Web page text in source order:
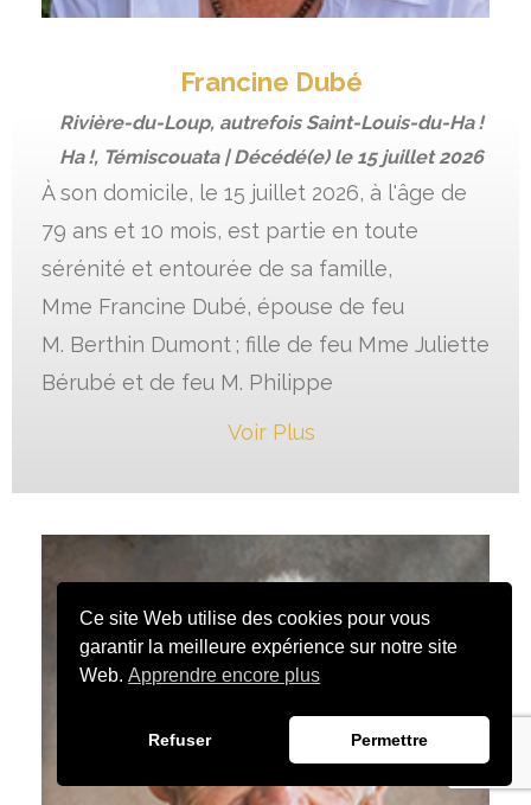
Francine Dubé
Rivière-du-Loup, autrefois Saint-Louis-du-Ha !
Ha !, Témiscouata | Décédé(e) le 15 juillet 2026
À son domicile, le 15 juillet 2026, à l'âge de
79 ans et 10 mois, est partie en toute
sérénité et entourée de sa famille,
Mme Francine Dubé, épouse de feu
M. Berthin Dumont ; fille de feu Mme Juliette
Bérubé et de feu M. Philippe
Voir Plus
Ce site Web utilise des cookies pour vous
garantir la meilleure expérience sur notre site
Web.Apprendre encore plus
Refuser Permettre